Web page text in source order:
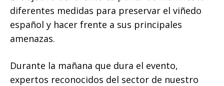
diferentes medidas para preservar el viñedo
español y hacer frente a sus principales
amenazas.
Durante la mañana que dura el evento,
expertos reconocidos del sector de nuestro